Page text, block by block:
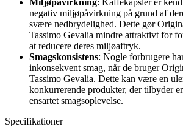
negativ miljøpåvirkning på grund af
svære nedbrydelighed. Dette gør
Tassimo Gevalia mindre attraktivt for
at reducere deres miljøaftryk.
Smagskonsistens: Nogle forbrugere
inkonsekvent smag, når de bruger
Tassimo Gevalia. Dette kan være en
konkurrerende produkter, der tilbyder
ensartet smagsoplevelse.
Specifikationer